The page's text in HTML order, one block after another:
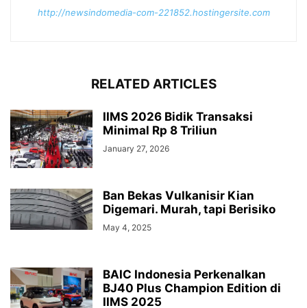
http://newsindomedia-com-221852.hostingersite.com
RELATED ARTICLES
IIMS 2026 Bidik Transaksi
Minimal Rp 8 Triliun
January 27, 2026
Ban Bekas Vulkanisir Kian
Digemari. Murah, tapi Berisiko
May 4, 2025
BAIC Indonesia Perkenalkan
BJ40 Plus Champion Edition di
IIMS 2025